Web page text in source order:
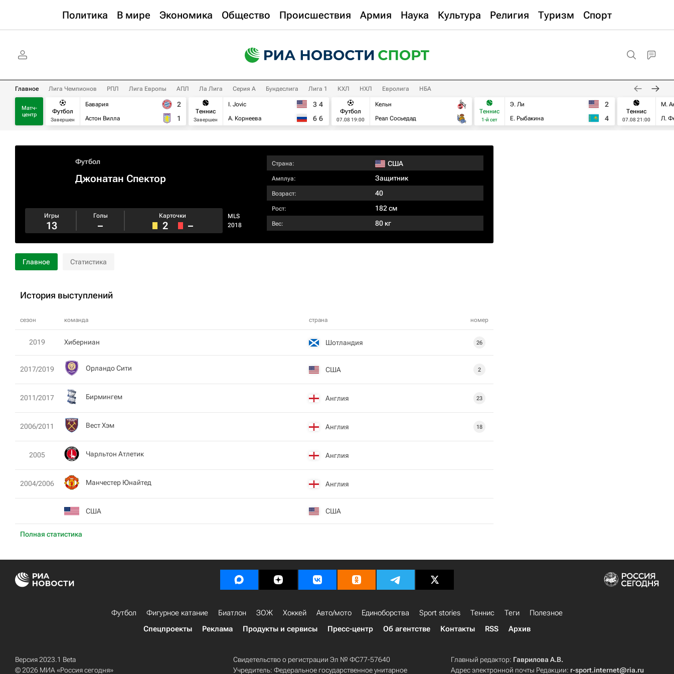
Политика В мире Экономика Общество Происшествия Армия Наука Культура Религия Туризм Спорт
Главное Лига Чемпионов РПЛ Лига Европы АПЛ Ла Лига Серия А Бундеслига Лига 1 КХЛ НХЛ Евролига НБА
Матч-
центр
Футбол
Завершен
Бавария
Астон Вилла
2
1
Теннис
Завершен
I. Jovic
А. Корнеева
3 4
6 6
Футбол
07.08 19:00
Кельн
Реал Сосьедад
Теннис
1-й сет
Э. Ли
Е. Рыбакина
2
4
Теннис
07.08 21:00
М.
Л.
Футбол
Джонатан Спектор
MLS
2018
Игры
13
Голы
–
Карточки
2 –
Страна: США
Амплуа: Защитник
Возраст: 40
Рост: 182 см
Вес: 80 кг
Главное Статистика
История выступлений
сезон команда страна номер
Полная статистика
2019 Хиберниан Шотландия 26
2017/2019 Орландо Сити США 2
2011/2017 Бирмингем Англия 23
2006/2011 Вест Хэм Англия 18
2005 Чарльтон Атлетик Англия
2004/2006 Манчестер Юнайтед Англия
США США
Футбол Фигурное катание Биатлон ЗОЖ Хоккей Авто/мото Единоборства Sport stories Теннис Теги
Полезное
Спецпроекты
Реклама Продукты и сервисы Пресс-центр Об агентстве Контакты RSS Архив
Версия 2023.1 Beta
© 2026 МИА «Россия сегодня»
Свидетельство о регистрации Эл № ФС77-57640
Учредитель: Федеральное государственное унитарное
Главный редактор: Гаврилова А.В.
Адрес электронной почты Редакции: r-sport.internet@ria.ru